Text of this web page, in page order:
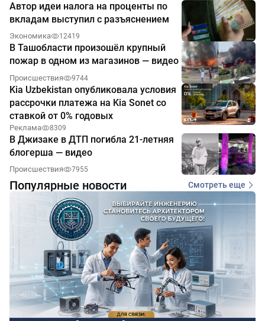
Автор идеи налога на проценты по
вкладам выступил с разъяснением
Экономика 12419
В Ташобласти произошёл крупный
пожар в одном из магазинов — видео
Происшествия 9744
Kia Uzbekistan опубликовала условия
рассрочки платежа на Kia Sonet со
ставкой от 0% годовых
Реклама 8309
В Джизаке в ДТП погибла 21-летняя
блогерша — видео
Происшествия 7955
Популярные новости Смотреть еще